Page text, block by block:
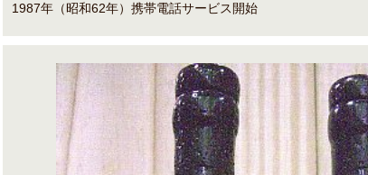
1987年（昭和62年）携帯電話サービス開始